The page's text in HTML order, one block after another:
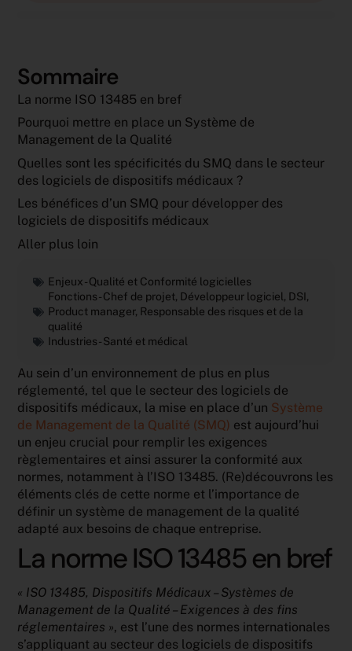
Sommaire
La norme ISO 13485 en bref
Pourquoi mettre en place un Système de
Management de la Qualité
Quelles sont les spécificités du SMQ dans le secteur
des logiciels de dispositifs médicaux ?
Les bénéfices d’un SMQ pour développer des
logiciels de dispositifs médicaux
Aller plus loin
Enjeux -Qualité et Conformité logicielles
Fonctions -Chef de projet, Développeur logiciel, DSI,
Product manager, Responsable des risques et de la
qualité
Industries -Santé et médical
Au sein d’un environnement de plus en plus
réglementé, tel que le secteur des logiciels de
dispositifs médicaux, la mise en place d’un Système
de Management de la Qualité (SMQ) est aujourd’hui
un enjeu crucial pour remplir les exigences
règlementaires et ainsi assurer la conformité aux
normes, notamment à l’ISO 13485. (Re)découvrons les
éléments clés de cette norme et l’importance de
définir un système de management de la qualité
adapté aux besoins de chaque entreprise.
La norme ISO 13485 en bref
« ISO 13485, Dispositifs Médicaux – Systèmes de
Management de la Qualité – Exigences à des fins
réglementaires », est l’une des normes internationales
s’appliquant au secteur des logiciels de dispositifs